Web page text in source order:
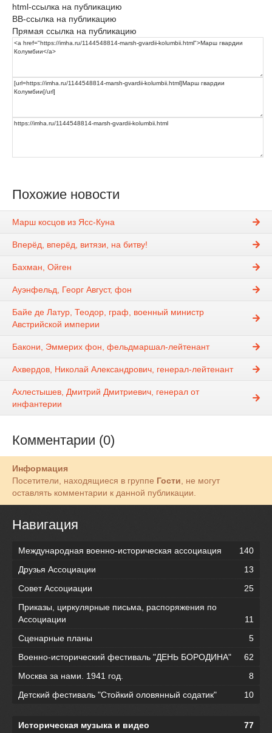
html-ссылка на публикацию
BB-ссылка на публикацию
Прямая ссылка на публикацию
Похожие новости
Марш косцов из Ясс-Куна
Вперёд, вперёд, витязи, на битву!
Бахман, Ойген
Ауэнфельд, Георг Август, фон
Байе де Латур, Теодор, граф, военный министр
Австрийской империи
Бакони, Эммерих фон, фельдмаршал-лейтенант
Ахвердов, Николай Александрович, генерал-лейтенант
Ахлестышев, Дмитрий Дмитриевич, генерал от
инфантерии
Комментарии (0)
Информация
Посетители, находящиеся в группе Гости, не могут
оставлять комментарии к данной публикации.
Навигация
Международная военно-историческая ассоциация
140
Друзья Ассоциации
13
Совет Ассоциации
25
Приказы, циркулярные письма, распоряжения по
Ассоциации
11
Сценарные планы
5
Военно-исторический фестиваль "ДЕНЬ БОРОДИНА"
62
Москва за нами. 1941 год.
8
Детский фестиваль "Стойкий оловянный содатик"
10
Историческая музыка и видео 77